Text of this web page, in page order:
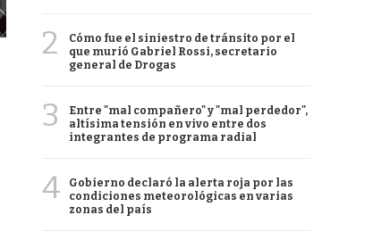
2
Cómo fue el siniestro de tránsito por el
que murió Gabriel Rossi, secretario
general de Drogas
3
Entre "mal compañero" y "mal perdedor",
altísima tensión en vivo entre dos
integrantes de programa radial
4
Gobierno declaró la alerta roja por las
condiciones meteorológicas en varias
zonas del país